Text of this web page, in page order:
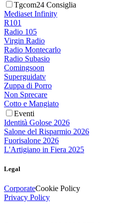
Tgcom24 Consiglia
Mediaset Infinity
R101
Radio 105
Virgin Radio
Radio Montecarlo
Radio Subasio
Comingsoon
Superguidatv
Zuppa di Porro
Non Sprecare
Cotto e Mangiato
Eventi
Identità Golose 2026
Salone del Risparmio 2026
Fuorisalone 2026
L'Artigiano in Fiera 2025
Legal
CorporateCookie Policy
Privacy Policy